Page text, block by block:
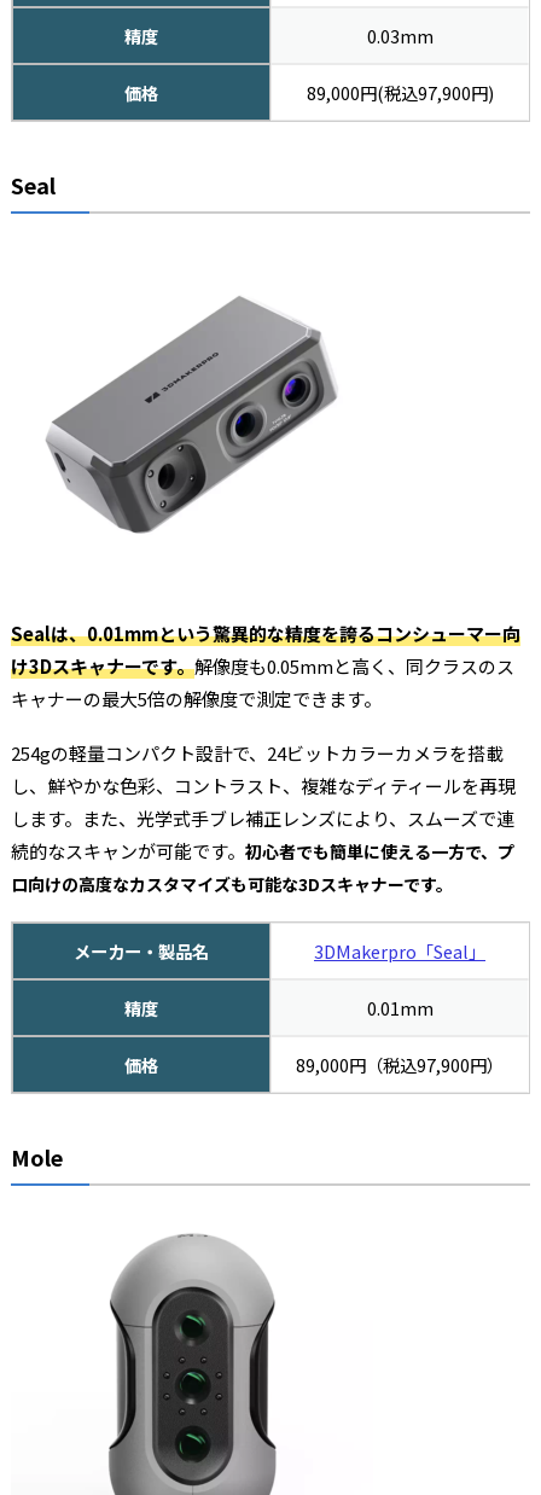
精度 0.03mm
価格 89,000円(税込97,900円)
Seal
Sealは、0.01mmという驚異的な精度を誇るコンシューマー向
け3Dスキャナーです。解像度も0.05mmと高く、同クラスのス
キャナーの最大5倍の解像度で測定できます。
254gの軽量コンパクト設計で、24ビットカラーカメラを搭載
し、鮮やかな色彩、コントラスト、複雑なディティールを再現
します。また、光学式手ブレ補正レンズにより、スムーズで連
続的なスキャンが可能です。 初心者でも簡単に使える一方で、プ
ロ向けの高度なカスタマイズも可能な3Dスキャナーです。
メーカー・製品名 3DMakerpro「Seal」
精度 0.01mm
価格 89,000円（税込97,900円）
Mole